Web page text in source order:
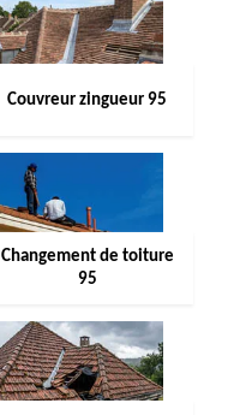
Couvreur zingueur 95
Changement de toiture
95